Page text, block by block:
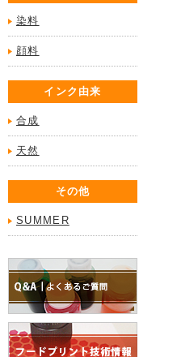
染料
顔料
インク由来
合成
天然
その他
SUMMER